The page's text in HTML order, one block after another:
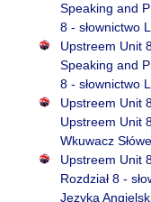
Speaking and
8 - słownictwo
Upstreem Unit
Speaking and
8 - słownictwo
Upstreem Unit
Upstreem Unit
Wkuwacz
Upstreem Unit
Rozdział 8 -
Języka